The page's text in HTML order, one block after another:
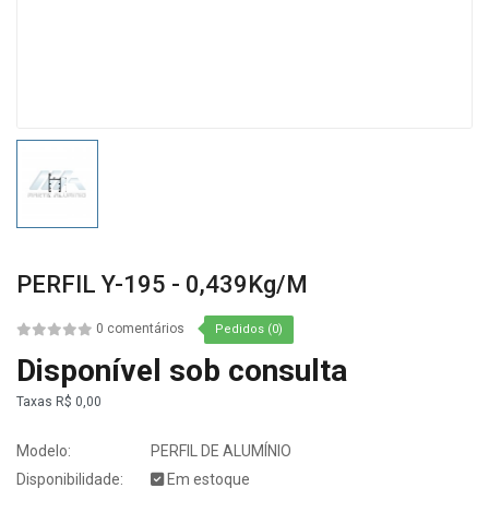
PERFIL Y-195 - 0,439Kg/m
0 comentários Pedidos (0)
Disponível sob consulta
Taxas R$ 0,00
Modelo:
PERFIL DE ALUMÍNIO
Disponibilidade:
Em estoque